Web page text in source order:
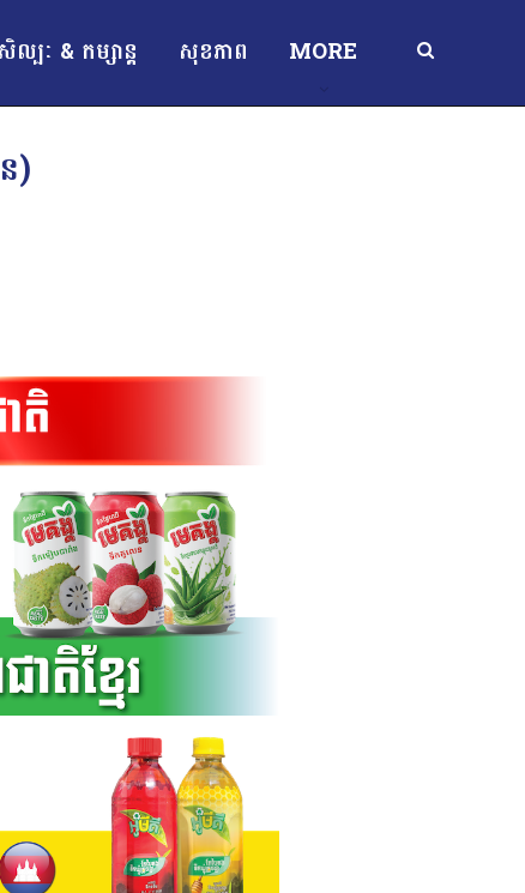
សិល្បៈ & កម្សាន្ត សុខភាព MORE
)